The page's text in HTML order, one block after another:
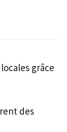
grâce
des